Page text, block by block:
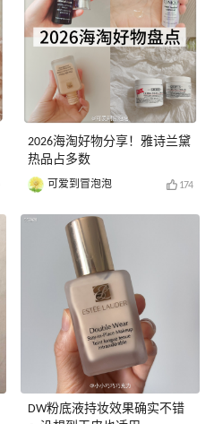
2026海淘好物分享！雅诗兰黛
热品占多数
可爱到冒泡泡 174
DW粉底液持妆效果确实不错